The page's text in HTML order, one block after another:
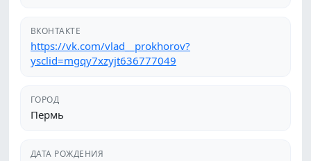
ВКОНТАКТЕ
https://vk.com/vlad__prokhorov?
ysclid=mgqy7xzyjt636777049
ГОРОД
Пермь
ДАТА РОЖДЕНИЯ